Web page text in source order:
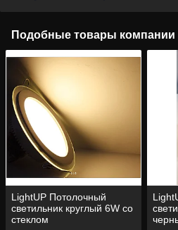
Подобные товары компании
LightUP Потолочный
светильник круглый 6W со
стеклом